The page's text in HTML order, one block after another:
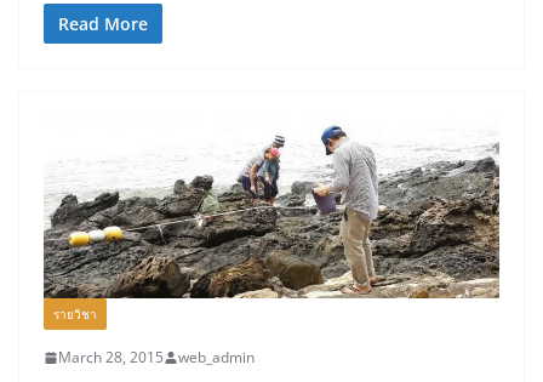
Read More
รายวิชา
March 28, 2015 web_admin